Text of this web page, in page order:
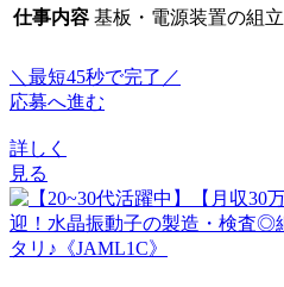
仕事内容 基板・電源装置の組
＼最短45秒で完了／
応募へ進む
詳しく
見る